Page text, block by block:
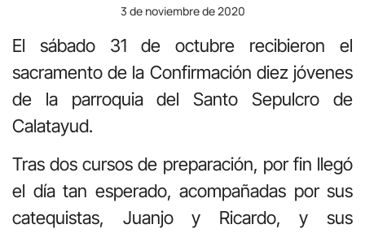
3 de noviembre de 2020
El sábado 31 de octubre recibieron el
sacramento de la Confirmación diez jóvenes
de la parroquia del Santo Sepulcro de
Calatayud.
Tras dos cursos de preparación, por fin llegó
el día tan esperado, acompañadas por sus
catequistas, Juanjo y Ricardo, y sus